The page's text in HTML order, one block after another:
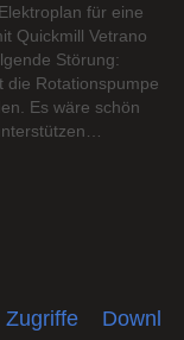
für eine
Quickmill Vetrano
Störung:
die Rotationspumpe
Es wäre schön
Zugriffe